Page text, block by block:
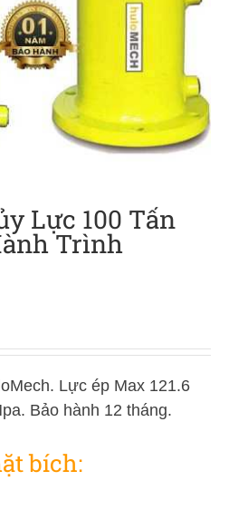
Lực 100 Tấn
Trình
Lực ép Max 121.6
Bảo hành 12 tháng.
bích: